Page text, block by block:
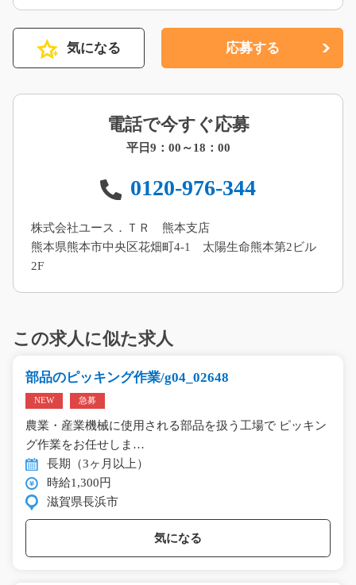
気になる 応募する
電話で今すぐ応募
平日9：00～18：00
0120-976-344
株式会社ユース．ＴＲ 熊本支店
熊本県熊本市中央区花畑町4-1 太陽生命熊本第2ビル
2F
この求人に似た求人
部品のピッキング作業/g04_02648
NEW 急募
農業・産業機械に使用される部品を扱う工場で ピッキン
グ作業をお任せしま…
長期（3ヶ月以上）
時給1,300円
滋賀県長浜市
気になる